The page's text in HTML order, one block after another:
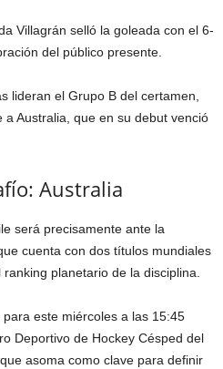
Villagrán selló la goleada con el 6-
del público presente.
lideran el Grupo B del certamen,
Australia, que en su debut venció
Australia
será precisamente ante la
cuenta con dos títulos mundiales
planetario de la disciplina.
este miércoles a las 15:45
Deportivo de Hockey Césped del
asoma como clave para definir